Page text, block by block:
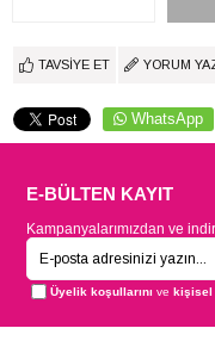
TAVSIYE ET YORUM
WhatsApp
E-BÜLTEN KAYIT
Kampanyalarımızdan ve
Üyelik koşullarını vekişisel